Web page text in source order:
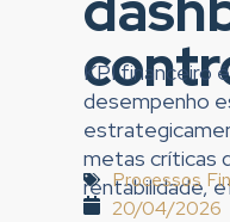
KPI financeiro
desempenho
metas críticas
rentabilidade,
Processos
20/04/2026